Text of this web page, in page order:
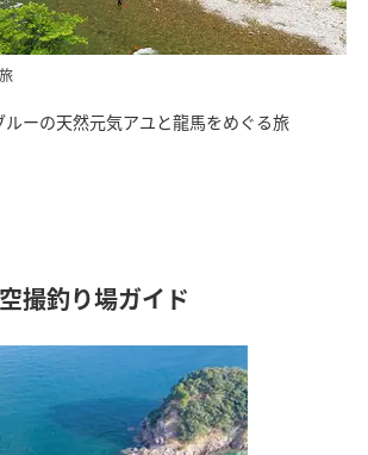
ーの天然元気アユと龍馬をめぐる旅
撮釣り場ガイド